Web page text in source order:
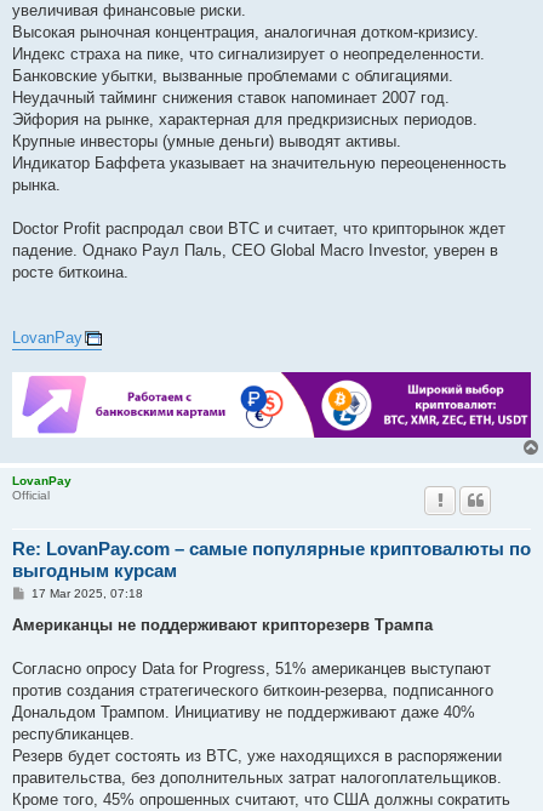
увеличивая финансовые риски.
Высокая рыночная концентрация, аналогичная дотком-кризису.
Индекс страха на пике, что сигнализирует о неопределенности.
Банковские убытки, вызванные проблемами с облигациями.
Неудачный тайминг снижения ставок напоминает 2007 год.
Эйфория на рынке, характерная для предкризисных периодов.
Крупные инвесторы (умные деньги) выводят активы.
Индикатор Баффета указывает на значительную переоцененность
рынка.
Doctor Profit распродал свои BTC и считает, что крипторынок ждет
падение. Однако Раул Паль, CEO Global Macro Investor, уверен в
росте биткоина.
LovanPay
LovanPay
Official
Re: LovanPay.com – самые популярные криптовалюты по
выгодным курсам
P
s
17 Mar 2025, 07:18
Американцы не поддерживают крипторезерв Трампа
Согласно опросу Data for Progress, 51% американцев выступают
против создания стратегического биткоин-резерва, подписанного
Дональдом Трампом. Инициативу не поддерживают даже 40%
республиканцев.
Резерв будет состоять из BTC, уже находящихся в распоряжении
правительства, без дополнительных затрат налогоплательщиков.
Кроме того, 45% опрошенных считают, что США должны сократить